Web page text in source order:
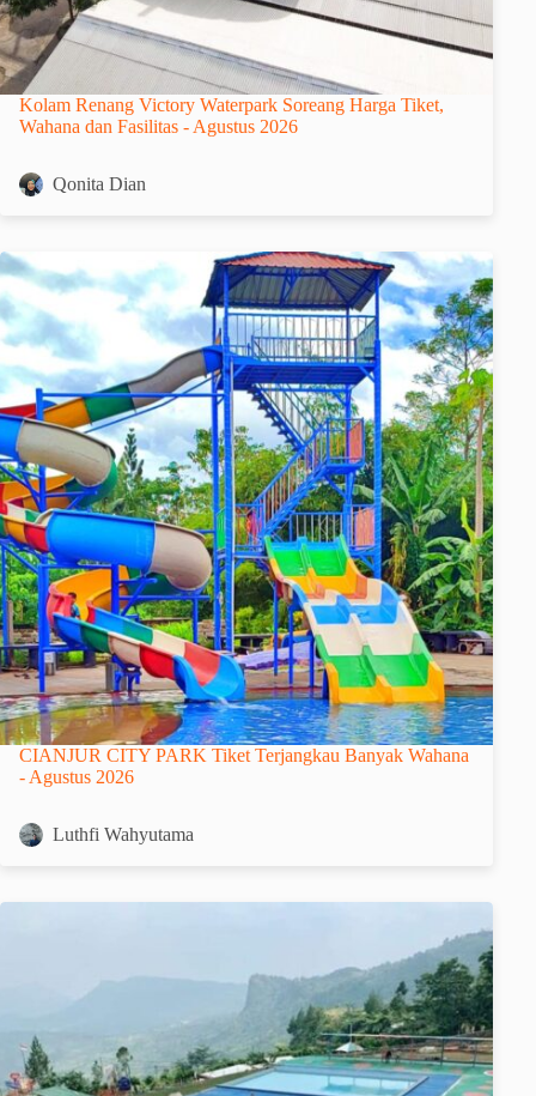
Kolam Renang Victory Waterpark Soreang Harga Tiket,
Wahana dan Fasilitas - Agustus 2026
Qonita Dian
CIANJUR CITY PARK Tiket Terjangkau Banyak Wahana
- Agustus 2026
Luthfi Wahyutama